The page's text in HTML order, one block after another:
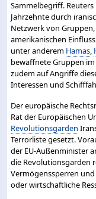
Sammelbegriff.
Jahrzehnte durch
Netzwerk von
amerikanischen
unter anderem Hamas,
bewaffnete Gruppen
zudem auf Angriffe
Interessen und
Der europäische
Rat der Europäischen
Revolutionsgarden
Terrorliste gesetzt.
der EU-Außenminister
die Revolutionsgarden
Vermögenssperren
oder wirtschaftliche